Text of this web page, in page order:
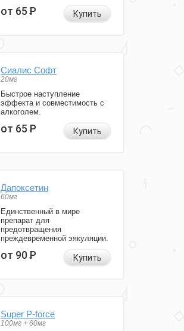
от 65Р Купить
Сиалис Софт
20мг
Быстрое наступление
эффекта и совместимость с
алкоголем.
от 65Р Купить
Дапоксетин
60мг
Единственный в мире
препарат для
предотвращения
преждевременной эякуляции.
от 90Р Купить
Super P-force
100мг + 60мг